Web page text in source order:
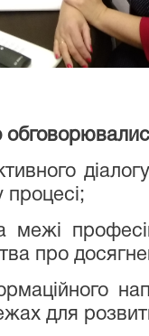
процесі;
межі
про
для